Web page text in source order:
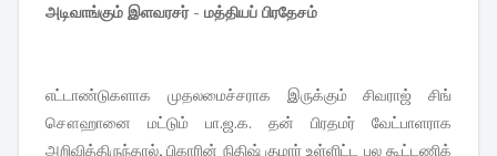
அடிவாங்கும் இளவரசர் - மத்தியப் பிரதேசம்
எட்டாண்டுகளாக முதலமைச்சராக இருக்கும் சிவராஜ் சிங்
சௌஹானை மட்டும் பா.ஜ.க. தன் பிரதமர் வேட்பாளராக
அறிவித்திருந்தால், பிகாரின் நிதிஷ் குமார் உள்ளிட்ட பல கூட்டணிக்